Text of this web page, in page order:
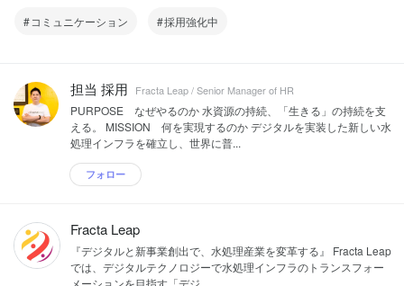
コミュニケーション 採用強化中
担当 採用 Fracta Leap / Senior Manager of HR
PURPOSE なぜやるのか 水資源の持続、「生きる」の持続を支
える。 MISSION 何を実現するのか デジタルを実装した新しい水
処理インフラを確立し、世界に普...
フォロー
Fracta Leap
『デジタルと新事業創出で、水処理産業を変革する』 Fracta Leap
では、デジタルテクノロジーで水処理インフラのトランスフォー